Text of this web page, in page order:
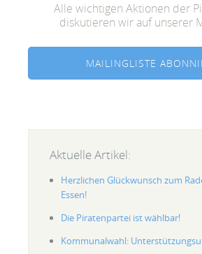
Alle wichtigen Aktionen der
diskutieren wir auf unserer
MAILINGLISTE
Aktuelle Artikel:
Herzlichen Glückwunsch zum
Essen!
Die Piratenpartei ist wählbar!
Kommunalwahl: